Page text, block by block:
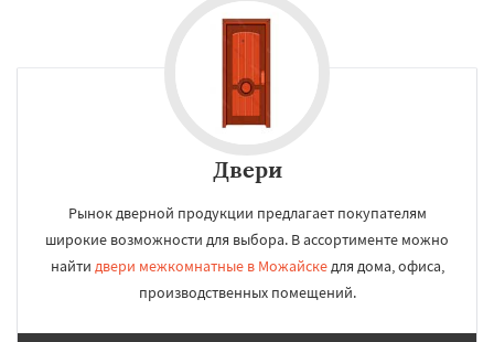
Двери
Рынок дверной продукции предлагает покупателям
широкие возможности для выбора. В ассортименте можно
найти двери межкомнатные в Можайскедля дома, офиса,
производственных помещений.